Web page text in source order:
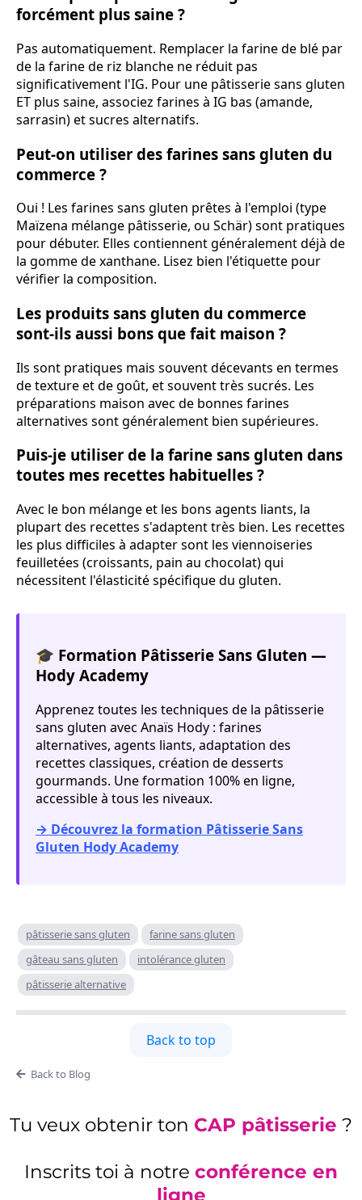
forcément plus saine ?
Pas automatiquement. Remplacer la farine de blé par
de la farine de riz blanche ne réduit pas
significativement l'IG. Pour une pâtisserie sans gluten
ET plus saine, associez farines à IG bas (amande,
sarrasin) et sucres alternatifs.
Peut-on utiliser des farines sans gluten du
commerce ?
Oui ! Les farines sans gluten prêtes à l'emploi (type
Maïzena mélange pâtisserie, ou Schär) sont pratiques
pour débuter. Elles contiennent généralement déjà de
la gomme de xanthane. Lisez bien l'étiquette pour
vérifier la composition.
Les produits sans gluten du commerce
sont-ils aussi bons que fait maison ?
Ils sont pratiques mais souvent décevants en termes
de texture et de goût, et souvent très sucrés. Les
préparations maison avec de bonnes farines
alternatives sont généralement bien supérieures.
Puis-je utiliser de la farine sans gluten dans
toutes mes recettes habituelles ?
Avec le bon mélange et les bons agents liants, la
plupart des recettes s'adaptent très bien. Les recettes
les plus difficiles à adapter sont les viennoiseries
feuilletées (croissants, pain au chocolat) qui
nécessitent l'élasticité spécifique du gluten.
🎓 Formation Pâtisserie Sans Gluten —
Hody Academy
Apprenez toutes les techniques de la pâtisserie
sans gluten avec Anaïs Hody : farines
alternatives, agents liants, adaptation des
recettes classiques, création de desserts
gourmands. Une formation 100% en ligne,
accessible à tous les niveaux.
→ Découvrez la formation Pâtisserie Sans
Gluten Hody Academy
pâtisserie sans gluten
farine sans gluten
gâteau sans gluten
intolérance gluten
pâtisserie alternative
Back to top
Back to Blog
Tu veux obtenir ton CAP pâtisserie ?
Inscrits toi à notre conférence en
ligne